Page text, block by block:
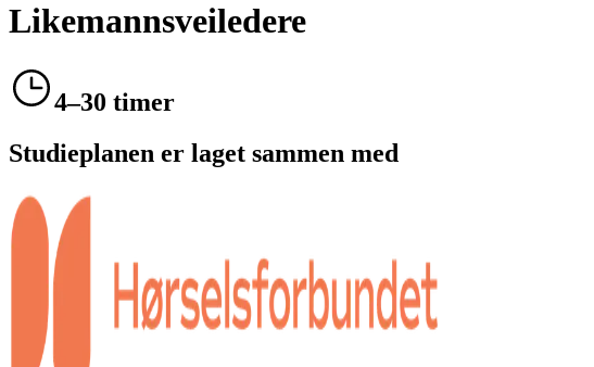
Likemannsveiledere
4–30 timer
Studieplanen er laget sammen med